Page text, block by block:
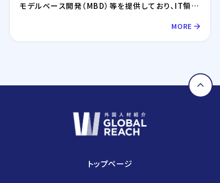
モデルベース開発（MBD）等を提供しており、IT領域
中心とした幅広い業界に対してのシステム開発・イ
ンフラ設計・評価検証業務等を提供しております。さ
MORE
トップページ